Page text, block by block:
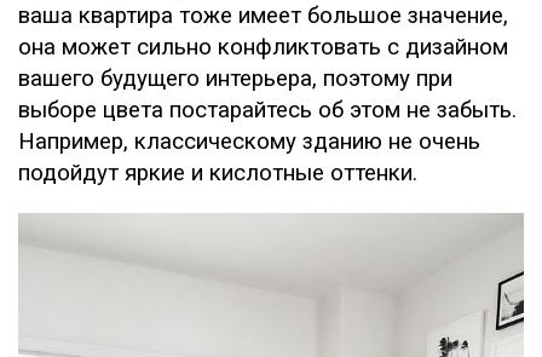
ваша квартира тоже имеет большое значение,
она может сильно конфликтовать с дизайном
вашего будущего интерьера, поэтому при
выборе цвета постарайтесь об этом не забыть.
Например, классическому зданию не очень
подойдут яркие и кислотные оттенки.